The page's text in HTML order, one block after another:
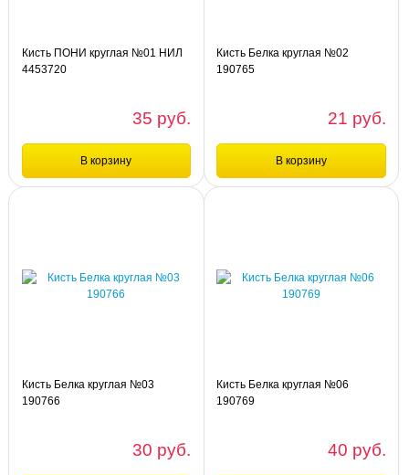
Кисть ПОНИ круглая №01 НИЛ
4453720
35 руб.
В корзину
Кисть ПОНИ круглая №01 НИЛ
Кисть Белка круглая №02
190765
21 руб.
В корзину
Кисть Белка круглая №02 190765
Кисть Белка круглая №03
190766
30 руб.
Кисть Белка круглая №06
190769
40 руб.